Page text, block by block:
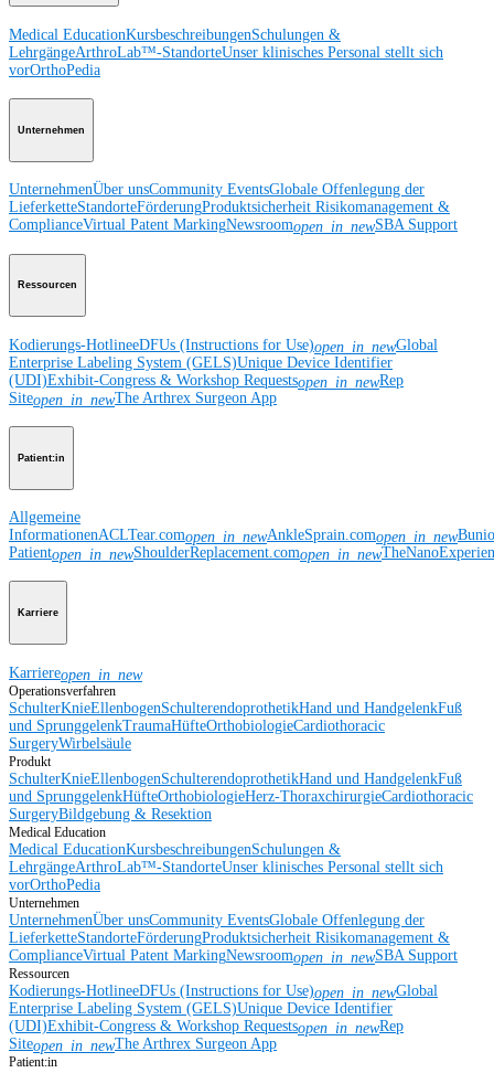
Medical EducationKursbeschreibungenSchulungen &
LehrgängeArthroLab™-StandorteUnser klinisches Personal stellt sich
vorOrthoPedia
Unternehmen
UnternehmenÜber unsCommunity EventsGlobale Offenlegung der
LieferketteStandorteFörderungProduktsicherheit Risikomanagement &
ComplianceVirtual Patent MarkingNewsroomopen_in_newSBA Support
Ressourcen
Kodierungs-HotlineeDFUs (Instructions for Use)open_in_newGlobal
Enterprise Labeling System (GELS)Unique Device Identifier
(UDI)Exhibit-Congress & Workshop Requestsopen_in_newRep
Siteopen_in_newThe Arthrex Surgeon App
Patient:in
Allgemeine
InformationenACLTear.comopen_in_newAnkleSprain.comopen_in_new
Patientopen_in_newShoulderReplacement.comopen_in_new
Karriere
Karriereopen_in_new
Operationsverfahren
SchulterKnieEllenbogenSchulterendoprothetikHand und HandgelenkFuß
und SprunggelenkTraumaHüfteOrthobiologieCardiothoracic
SurgeryWirbelsäule
Produkt
SchulterKnieEllenbogenSchulterendoprothetikHand und HandgelenkFuß
und SprunggelenkHüfteOrthobiologieHerz-ThoraxchirurgieCardiothoracic
SurgeryBildgebung & Resektion
Medical Education
Medical EducationKursbeschreibungenSchulungen &
LehrgängeArthroLab™-StandorteUnser klinisches Personal stellt sich
vorOrthoPedia
Unternehmen
UnternehmenÜber unsCommunity EventsGlobale Offenlegung der
LieferketteStandorteFörderungProduktsicherheit Risikomanagement &
ComplianceVirtual Patent MarkingNewsroomopen_in_newSBA Support
Ressourcen
Kodierungs-HotlineeDFUs (Instructions for Use)open_in_newGlobal
Enterprise Labeling System (GELS)Unique Device Identifier
(UDI)Exhibit-Congress & Workshop Requestsopen_in_newRep
Siteopen_in_newThe Arthrex Surgeon App
Patient:in